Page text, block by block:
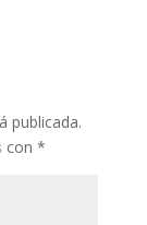
publicada.
con *